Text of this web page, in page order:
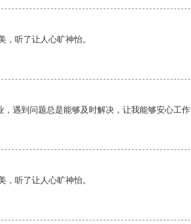
，听了让人心旷神怡。
，遇到问题总是能够及时解决，让我能够安心工
，听了让人心旷神怡。